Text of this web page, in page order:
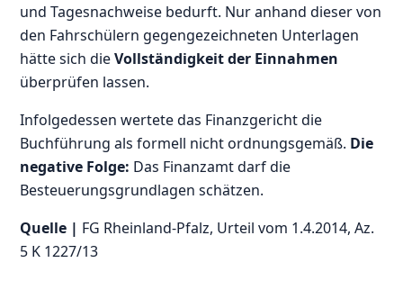
und Tagesnachweise bedurft. Nur anhand dieser von
den Fahrschülern gegengezeichneten Unterlagen
hätte sich dieVollständigkeit der Einnahmen
überprüfen lassen.
Infolgedessen wertete das Finanzgericht die
Buchführung als formell nicht ordnungsgemäß. Die
negative Folge: Das Finanzamt darf die
Besteuerungsgrundlagen schätzen.
Quelle | FG Rheinland-Pfalz, Urteil vom 1.4.2014, Az.
5 K 1227/13